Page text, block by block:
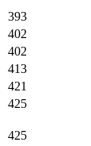
393
402
402
413
421
425
425